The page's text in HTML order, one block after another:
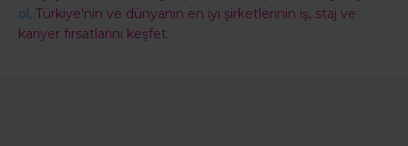
ol, Türkiye'nin ve dünyanın en iyi şirketlerinin iş, staj ve
kariyer fırsatlarını keşfet.